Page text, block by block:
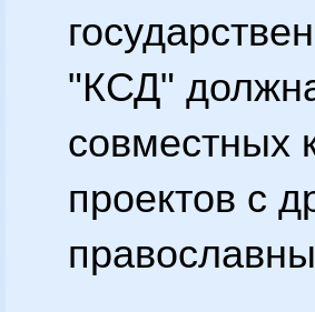
"КСД"
совместных
проектов с